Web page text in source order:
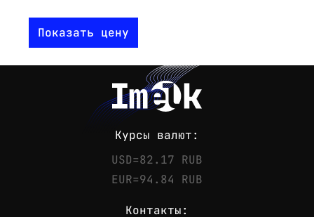
Показать цену
Курсы валют:
USD=82.17 RUB
EUR=94.84 RUB
Контакты: